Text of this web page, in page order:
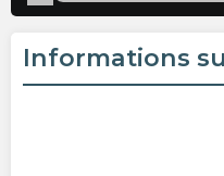
Informations